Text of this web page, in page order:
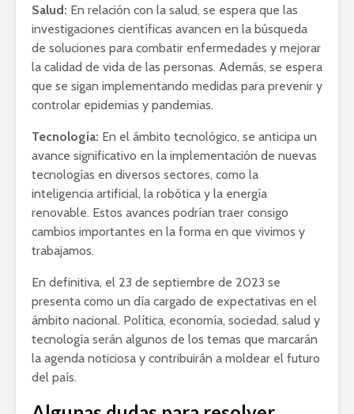
Salud: En relación con la salud, se espera que las
investigaciones científicas avancen en la búsqueda
de soluciones para combatir enfermedades y mejorar
la calidad de vida de las personas. Además, se espera
que se sigan implementando medidas para prevenir y
controlar epidemias y pandemias.
Tecnología: En el ámbito tecnológico, se anticipa un
avance significativo en la implementación de nuevas
tecnologías en diversos sectores, como la
inteligencia artificial, la robótica y la energía
renovable. Estos avances podrían traer consigo
cambios importantes en la forma en que vivimos y
trabajamos.
En definitiva, el 23 de septiembre de 2023 se
presenta como un día cargado de expectativas en el
ámbito nacional. Política, economía, sociedad, salud y
tecnología serán algunos de los temas que marcarán
la agenda noticiosa y contribuirán a moldear el futuro
del país.